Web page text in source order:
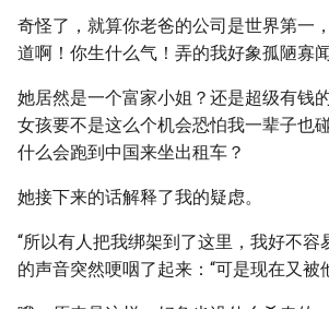
奇怪了，就算你老爸的公司是世界第一
道啊！你生什么气！弄的我好象孤陋寡闻
她居然是一个富家小姐？还是超级有钱
女孩要不是这么个机会恐怕我一辈子也
什么会跑到中国来坐出租车？
她接下来的话解释了我的疑虑。
“所以有人把我绑架到了这里，我好不容
的声音突然哽咽了起来：“可是现在又被